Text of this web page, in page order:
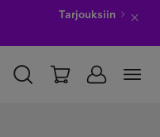
Tarjouksiin